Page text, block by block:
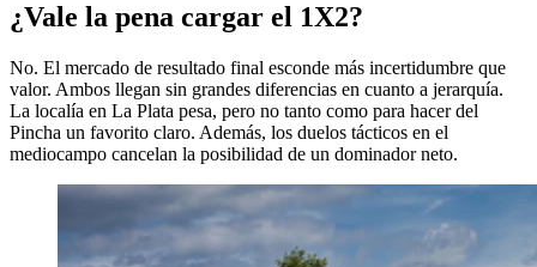
¿Vale la pena cargar el 1X2?
No. El mercado de resultado final esconde más incertidumbre que
valor. Ambos llegan sin grandes diferencias en cuanto a jerarquía.
La localía en La Plata pesa, pero no tanto como para hacer del
Pincha un favorito claro. Además, los duelos tácticos en el
mediocampo cancelan la posibilidad de un dominador neto.